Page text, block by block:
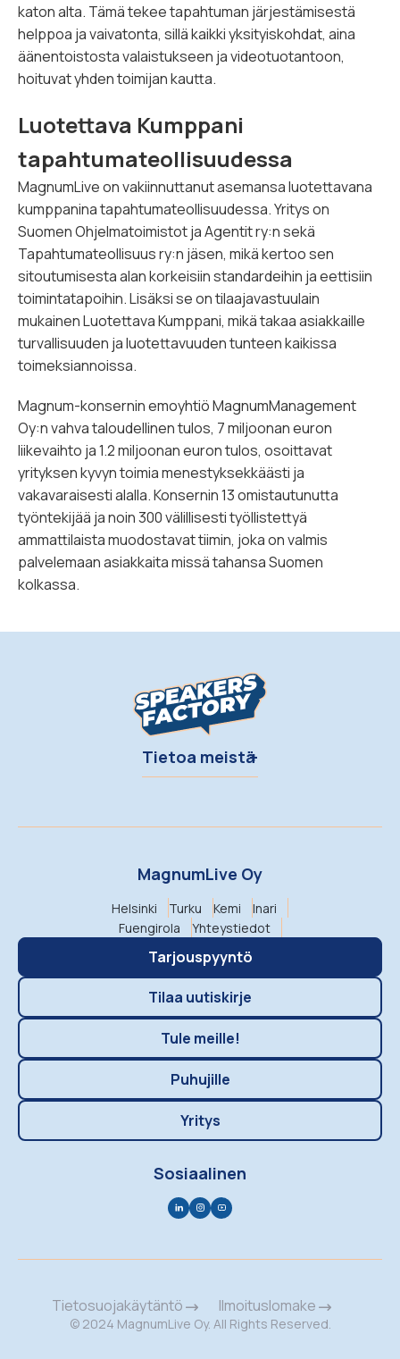
katon alta. Tämä tekee tapahtuman järjestämisestä
helppoa ja vaivatonta, sillä kaikki yksityiskohdat, aina
äänentoistosta valaistukseen ja videotuotantoon,
hoituvat yhden toimijan kautta.
Luotettava Kumppani
tapahtumateollisuudessa
MagnumLive on vakiinnuttanut asemansa luotettavana
kumppanina tapahtumateollisuudessa. Yritys on
Suomen Ohjelmatoimistot ja Agentit ry:n sekä
Tapahtumateollisuus ry:n jäsen, mikä kertoo sen
sitoutumisesta alan korkeisiin standardeihin ja eettisiin
toimintatapoihin. Lisäksi se on tilaajavastuulain
mukainen Luotettava Kumppani, mikä takaa asiakkaille
turvallisuuden ja luotettavuuden tunteen kaikissa
toimeksiannoissa.
Magnum-konsernin emoyhtiö MagnumManagement
Oy:n vahva taloudellinen tulos, 7 miljoonan euron
liikevaihto ja 1.2 miljoonan euron tulos, osoittavat
yrityksen kyvyn toimia menestyksekkäästi ja
vakavaraisesti alalla. Konsernin 13 omistautunutta
työntekijää ja noin 300 välillisesti työllistettyä
ammattilaista muodostavat tiimin, joka on valmis
palvelemaan asiakkaita missä tahansa Suomen
kolkassa.
Tietoa meistä
MagnumLive Oy
Helsinki Turku Kemi
Inari
Fuengirola
Yhteystiedot
Tarjouspyyntö
Tilaa uutiskirje
Tule meille!
Puhujille
Yritys
Sosiaalinen
Tietosuojakäytäntö Ilmoituslomake
© 2024 MagnumLive Oy. All Rights Reserved.